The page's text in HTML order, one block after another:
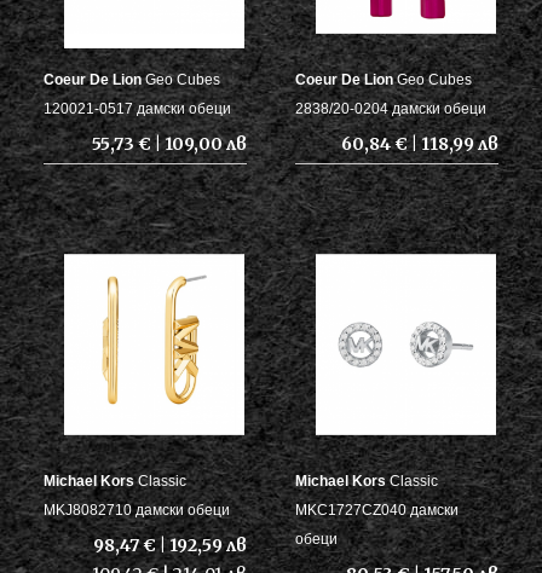
Coeur De LionGeo Cubes
120021-0517 дамски обеци
55,73 € | 109,00 лв
Coeur De LionGeo Cubes
2838/20-0204 дамски обеци
60,84 € | 118,99 лв
Michael KorsClassic
MKJ8082710 дамски обеци
98,47 € | 192,59 лв
Michael KorsClassic
MKC1727CZ040 дамски
обеци